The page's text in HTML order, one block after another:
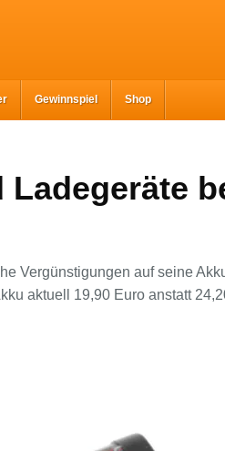
Gewinnspiel Shop
Vergünstigungen auf seine
aktuell 19,90 Euro anstatt